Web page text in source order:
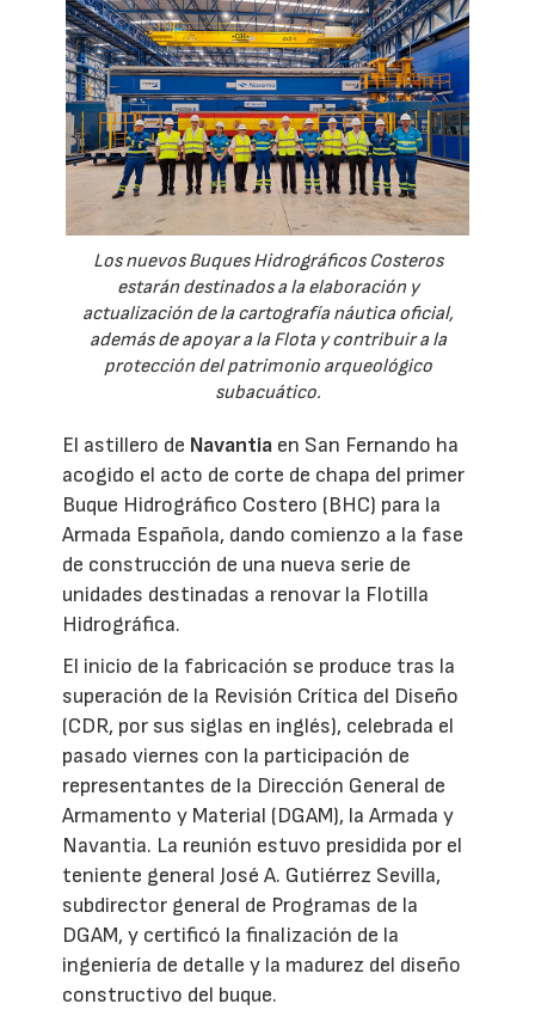
Los nuevos Buques Hidrográficos Costeros
estarán destinados a la elaboración y
actualización de la cartografía náutica oficial,
además de apoyar a la Flota y contribuir a la
protección del patrimonio arqueológico
subacuático.
El astillero de Navantia en San Fernando ha
acogido el acto de corte de chapa del primer
Buque Hidrográfico Costero (BHC) para la
Armada Española, dando comienzo a la fase
de construcción de una nueva serie de
unidades destinadas a renovar la Flotilla
Hidrográfica.
El inicio de la fabricación se produce tras la
superación de la Revisión Crítica del Diseño
(CDR, por sus siglas en inglés), celebrada el
pasado viernes con la participación de
representantes de la Dirección General de
Armamento y Material (DGAM), la Armada y
Navantia. La reunión estuvo presidida por el
teniente general José A. Gutiérrez Sevilla,
subdirector general de Programas de la
DGAM, y certificó la finalización de la
ingeniería de detalle y la madurez del diseño
constructivo del buque.